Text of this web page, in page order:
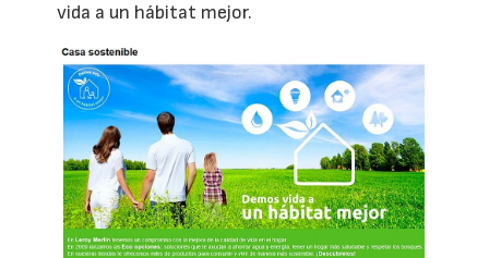
vida a un hábitat mejor.